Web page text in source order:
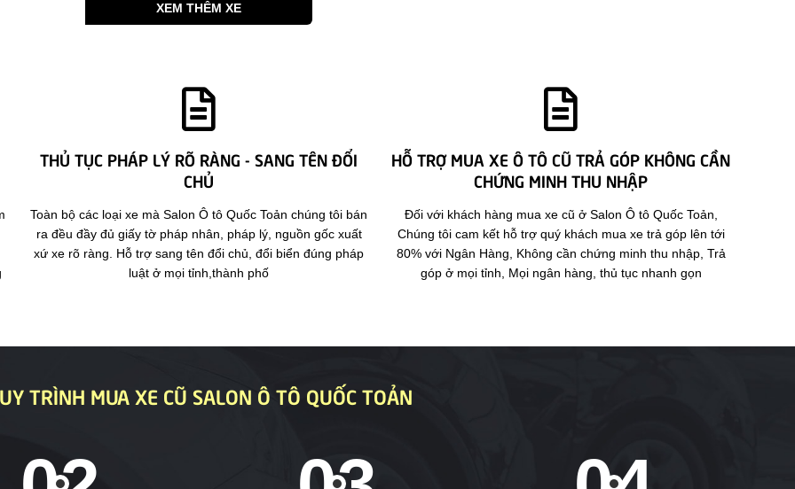
XEM THÊM XE
THỦ TỤC PHÁP LÝ RÕ RÀNG - SANG TÊN ĐỔI
CHỦ
Toàn bộ các loại xe mà Salon Ô tô Quốc Toản chúng tôi bán
ra đều đầy đủ giấy tờ pháp nhân, pháp lý, nguồn gốc xuất
xứ xe rõ ràng. Hỗ trợ sang tên đổi chủ, đổi biển đúng pháp
luật ở mọi tỉnh,thành phố
HỖ TRỢ MUA XE Ô TÔ CŨ TRẢ GÓP KHÔNG CẦN
CHỨNG MINH THU NHẬP
Đối với khách hàng mua xe cũ ở Salon Ô tô Quốc Toản,
Chúng tôi cam kết hỗ trợ quý khách mua xe trả góp lên tới
80% với Ngân Hàng, Không cần chứng minh thu nhập, Trả
góp ở mọi tỉnh, Mọi ngân hàng, thủ tục nhanh gọn
TRÌNH MUA XE CŨ SALON Ô TÔ QUỐC TOẢN